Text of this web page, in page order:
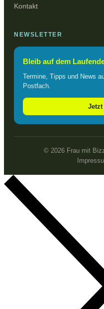
Kontakt
NEWSLETTER
Bleib auf dem
Termine, Tipps und News
Postfach.
© 2026 Frau mit